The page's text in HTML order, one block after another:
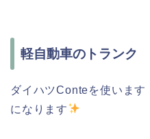
軽自動車のトランク
ダイハツConteを使いま
になります